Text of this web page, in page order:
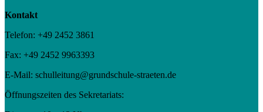
Kontakt
Telefon: +49 2452 3861
Fax: +49 2452 9963393
E-Mail: schulleitung@grundschule-straeten.de
Öffnungszeiten des Sekretariats: